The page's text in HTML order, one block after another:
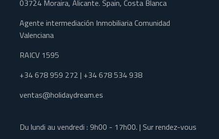
03724 Moraira, Alicante. Spain, Costa Blanca
Agente intermediación Inmobiliaria Comunidad
Valenciana
RAICV 1595
+34 678 959 272 | +34 678 534 938
ventas@holidaydream.es
Du lundi au vendredi : 9h00 - 17h00. | Sur rendez-vous